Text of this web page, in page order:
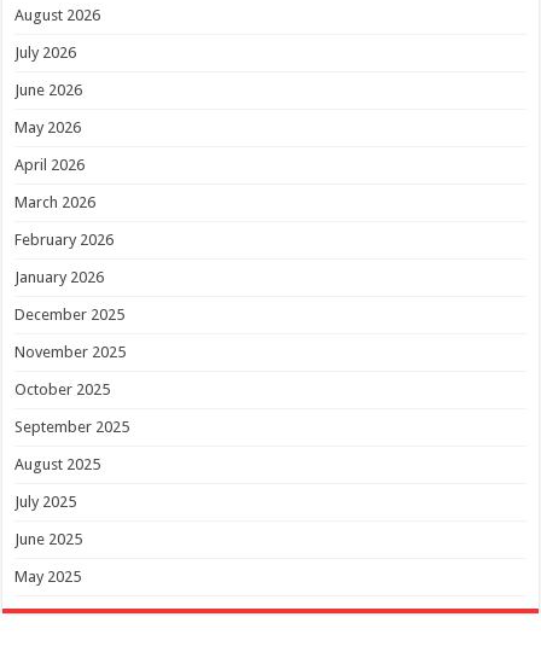
August 2026
July 2026
June 2026
May 2026
April 2026
March 2026
February 2026
January 2026
December 2025
November 2025
October 2025
September 2025
August 2025
July 2025
June 2025
May 2025